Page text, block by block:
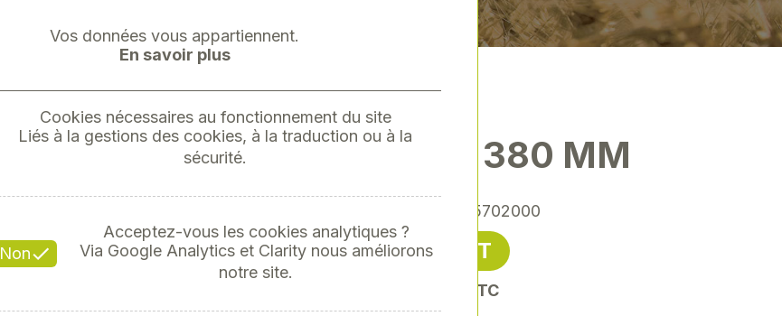
LEVIER FUSIL 380 MM
: YR-YR5702000
46,70 € HT
soit 56,04 € TTC
Vos données vous appartiennent.
En savoir plus
Cookies nécessaires au fonctionnement du site
Liés à la gestions des cookies, à la traduction ou à la
sécurité.
Non
Acceptez-vous les cookies analytiques ?
Via Google Analytics et Clarity nous améliorons
notre site.